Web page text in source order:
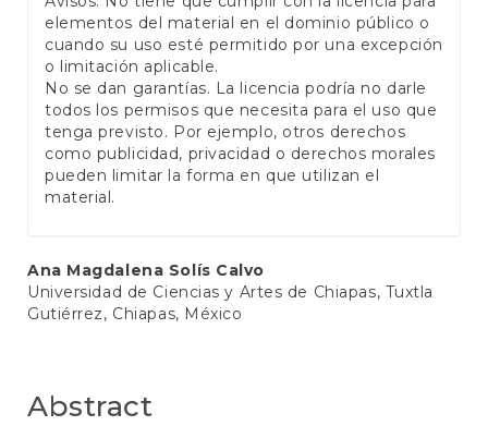
elementos del material en el dominio público o
cuando su uso esté permitido por una excepción
o limitación aplicable.
No se dan garantías. La licencia podría no darle
todos los permisos que necesita para el uso que
tenga previsto. Por ejemplo, otros derechos
como publicidad, privacidad o derechos morales
pueden limitar la forma en que utilizan el
material.
Main
Article
Ana Magdalena Solís Calvo
Universidad de Ciencias y Artes de Chiapas, Tuxtla
Gutiérrez, Chiapas, México
Abstract